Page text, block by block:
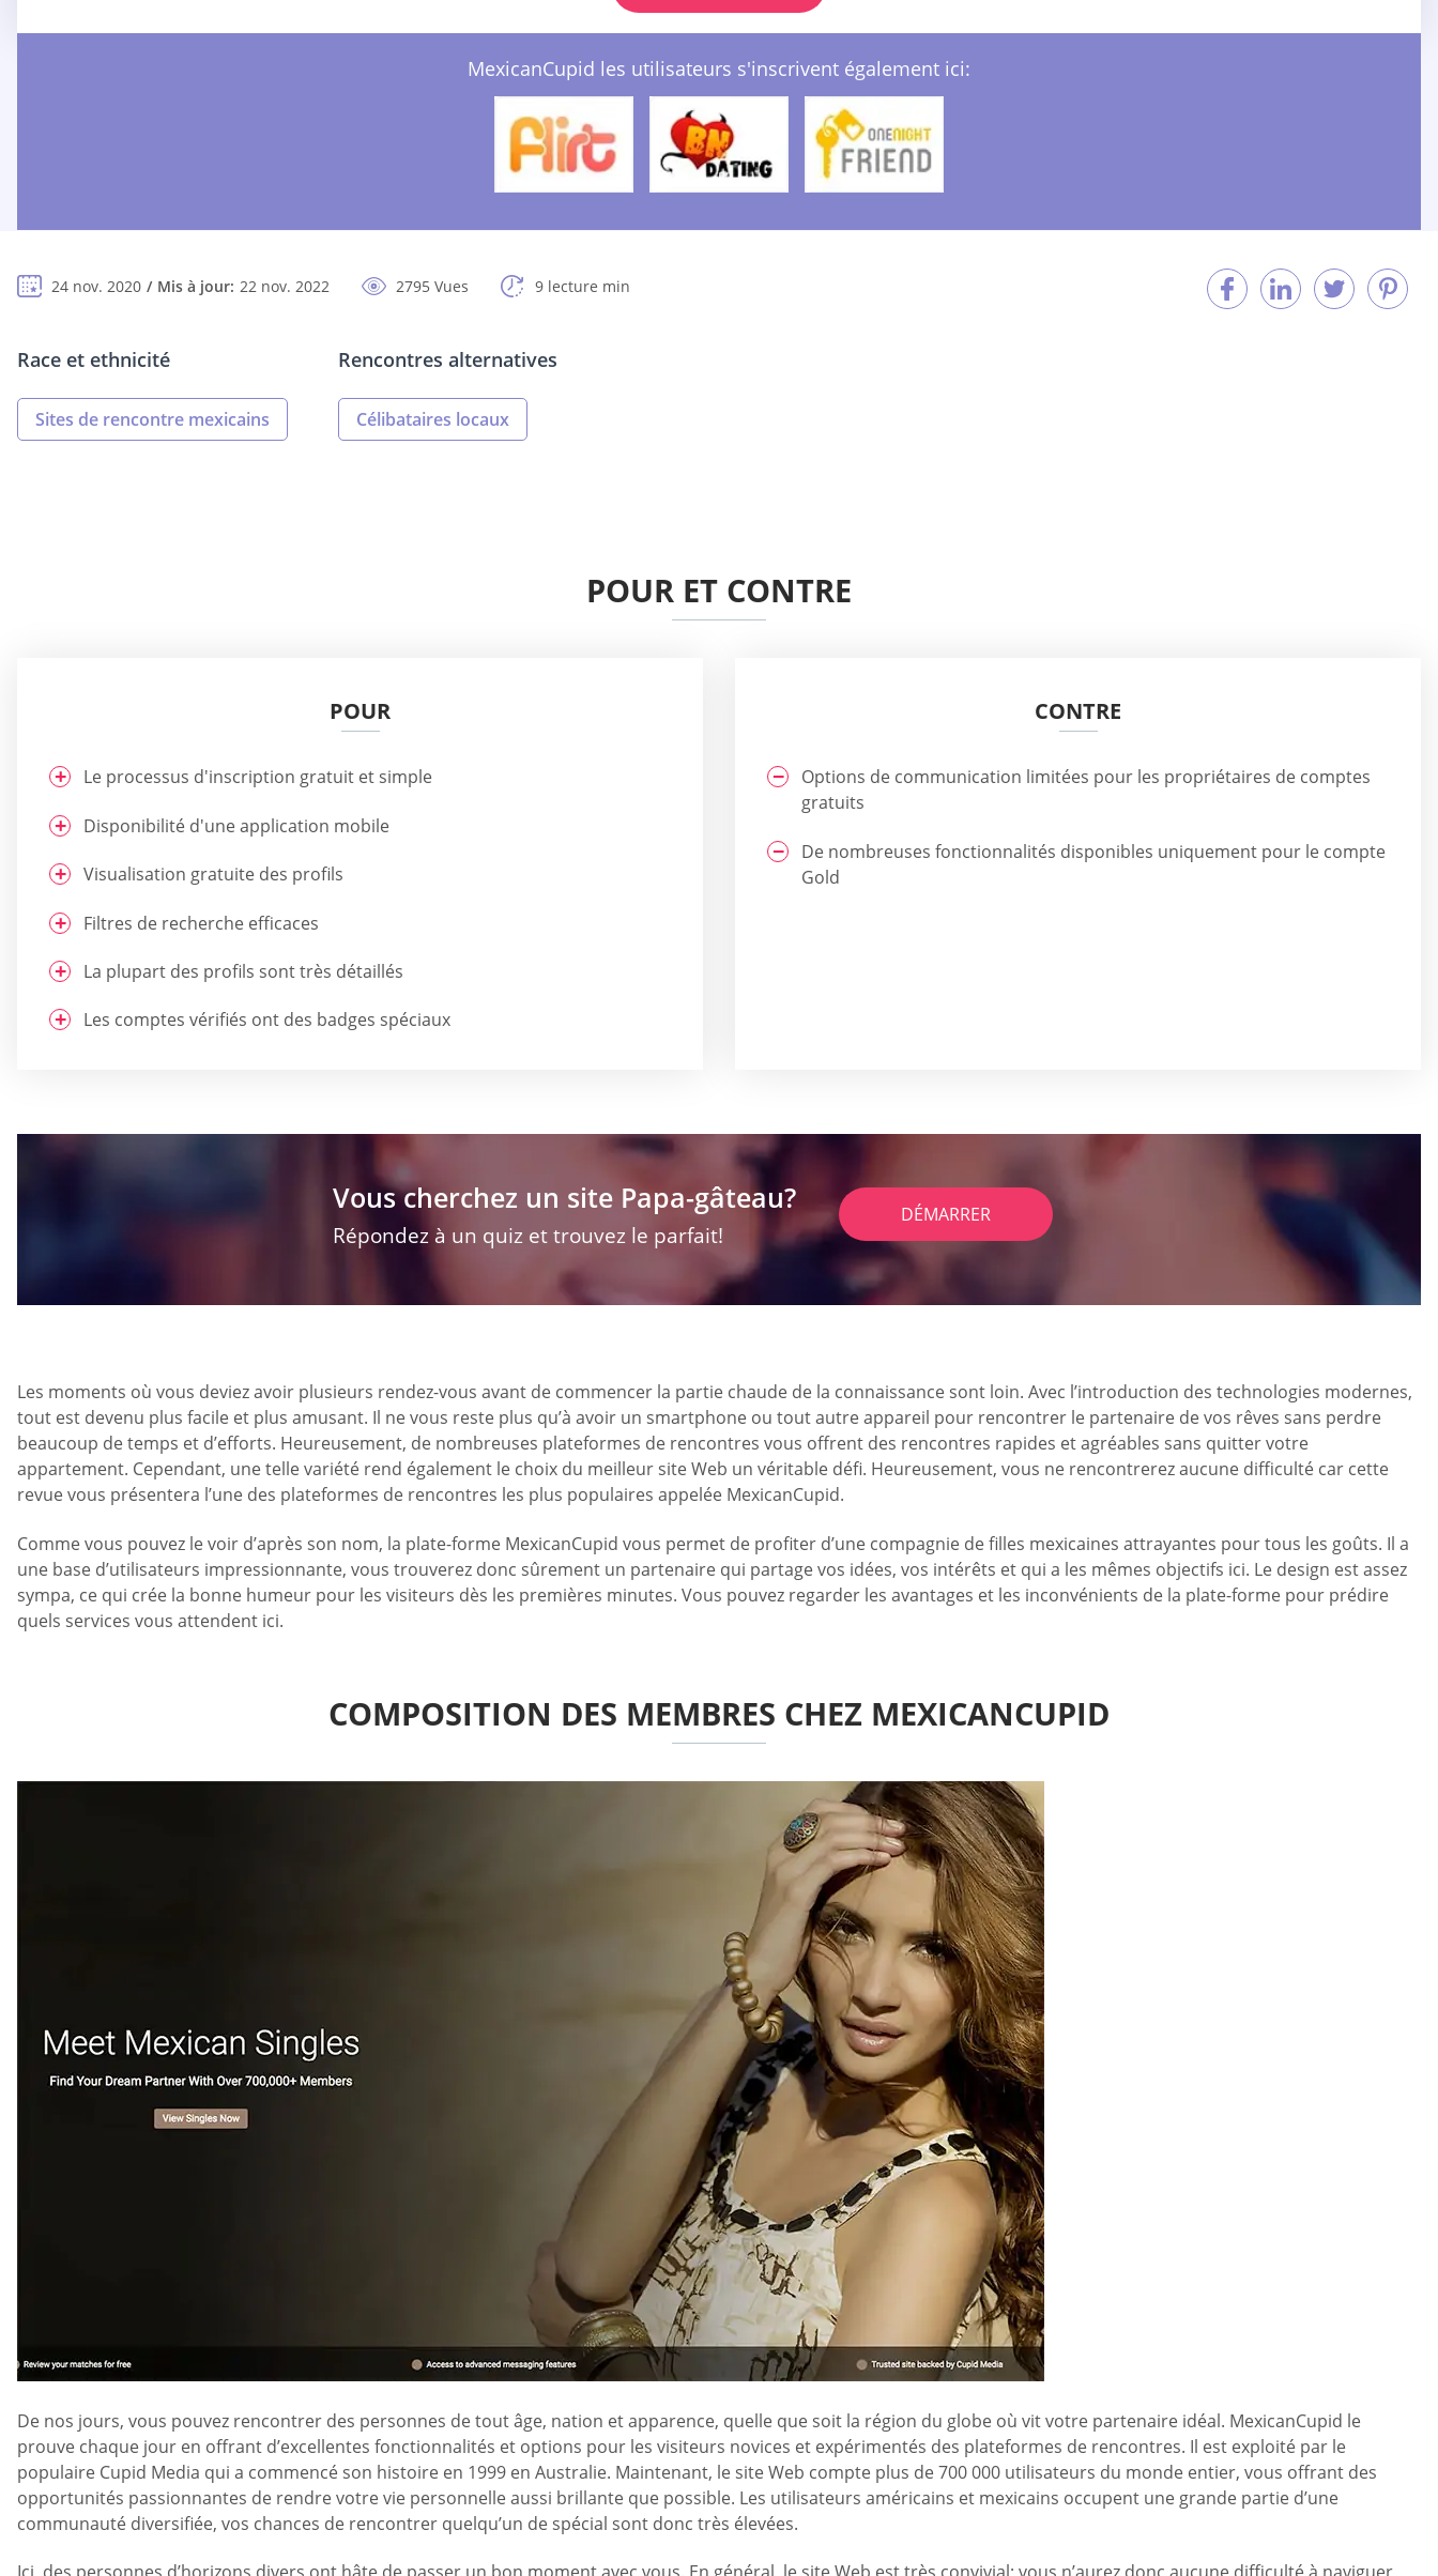
MexicanCupid les utilisateurs s'inscrivent également ici:
24 nov. 2020 Mis à jour: 22 nov. 2022 2795 Vues 9 lecture min
Race et ethnicité
Sites de rencontre mexicains
Rencontres alternatives
Célibataires locaux
POUR ET CONTRE
POUR
Le processus d'inscription gratuit et simple
Disponibilité d'une application mobile
Visualisation gratuite des profils
Filtres de recherche efficaces
La plupart des profils sont très détaillés
Les comptes vérifiés ont des badges spéciaux
CONTRE
Options de communication limitées pour les propriétaires de comptes
gratuits
De nombreuses fonctionnalités disponibles uniquement pour le compte
Gold
Vous cherchez un site Papa-gâteau?
Répondez à un quiz et trouvez le parfait!
DÉMARRER
Les moments où vous deviez avoir plusieurs rendez-vous avant de commencer la partie chaude de la connaissance sont loin. Avec l’introduction des technologies modernes,
tout est devenu plus facile et plus amusant. Il ne vous reste plus qu’à avoir un smartphone ou tout autre appareil pour rencontrer le partenaire de vos rêves sans perdre
beaucoup de temps et d’efforts. Heureusement, de nombreuses plateformes de rencontres vous offrent des rencontres rapides et agréables sans quitter votre
appartement. Cependant, une telle variété rend également le choix du meilleur site Web un véritable défi. Heureusement, vous ne rencontrerez aucune difficulté car cette
revue vous présentera l’une des plateformes de rencontres les plus populaires appelée MexicanCupid.
Comme vous pouvez le voir d’après son nom, la plate-forme MexicanCupid vous permet de profiter d’une compagnie de filles mexicaines attrayantes pour tous les goûts. Il a
une base d’utilisateurs impressionnante, vous trouverez donc sûrement un partenaire qui partage vos idées, vos intérêts et qui a les mêmes objectifs ici. Le design est assez
sympa, ce qui crée la bonne humeur pour les visiteurs dès les premières minutes. Vous pouvez regarder les avantages et les inconvénients de la plate-forme pour prédire
quels services vous attendent ici.
COMPOSITION DES MEMBRES CHEZ MEXICANCUPID
De nos jours, vous pouvez rencontrer des personnes de tout âge, nation et apparence, quelle que soit la région du globe où vit votre partenaire idéal. MexicanCupid le
prouve chaque jour en offrant d’excellentes fonctionnalités et options pour les visiteurs novices et expérimentés des plateformes de rencontres. Il est exploité par le
populaire Cupid Media qui a commencé son histoire en 1999 en Australie. Maintenant, le site Web compte plus de 700 000 utilisateurs du monde entier, vous offrant des
opportunités passionnantes de rendre votre vie personnelle aussi brillante que possible. Les utilisateurs américains et mexicains occupent une grande partie d’une
communauté diversifiée, vos chances de rencontrer quelqu’un de spécial sont donc très élevées.